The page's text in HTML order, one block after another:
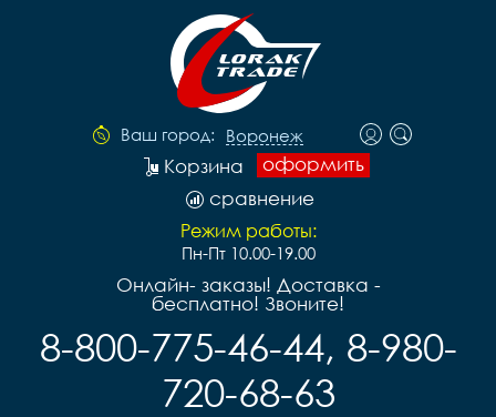
Ваш город: Воронеж
оформить
Корзина
сравнение
Режим работы:
Пн-Пт 10.00-19.00
Онлайн- заказы! Доставка -
бесплатно! Звоните!
8-800-775-46-44, 8-980-
720-68-63